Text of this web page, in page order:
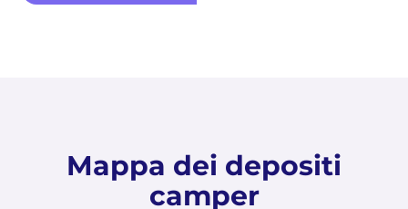
Mappa dei depositi
camper